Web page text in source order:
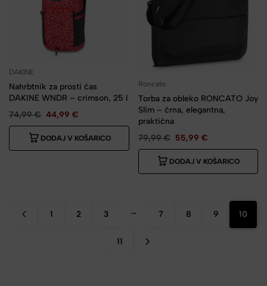
DAKINE
Nahrbtnik za prosti čas
DAKINE WNDR – crimson, 25 l
74,99€ 44,99 €
DODAJ V KOŠARICO
Roncato
Torba za obleko RONCATO Joy
Slim – črna, elegantna,
praktična
79,99€ 55,99 €
DODAJ V KOŠARICO
1 2 3 … 7 8 9 10
11